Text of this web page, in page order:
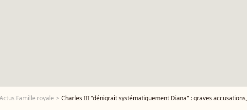
Actus Famille royale Charles III "dénigrait systématiquement Diana" : graves